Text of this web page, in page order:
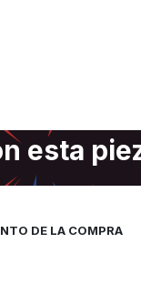
esta
DE LA COMPRA